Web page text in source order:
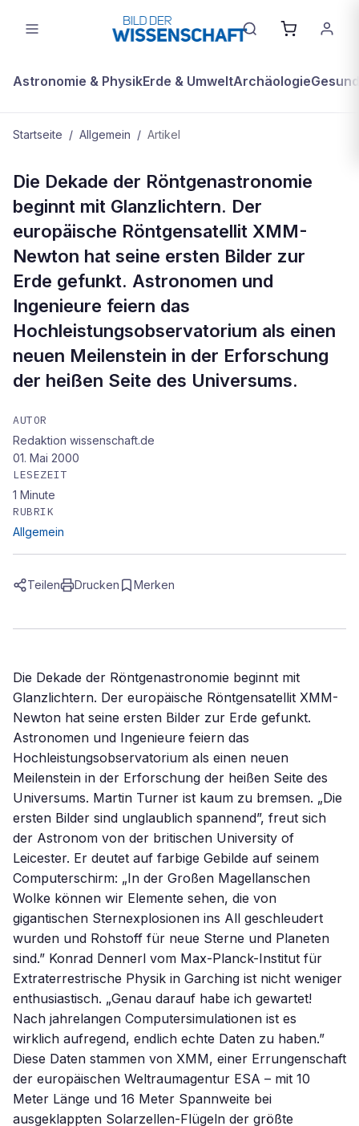
Astronomie & PhysikErde & UmweltArchäologie
Startseite / Allgemein / Artikel
Newtons Höhenflug
Die Dekade der Röntgenastronomie
beginnt mit Glanzlichtern. Der
europäische Röntgensatellit XMM-
Newton hat seine ersten Bilder zur
Erde gefunkt. Astronomen und
Ingenieure feiern das
Hochleistungsobservatorium als einen
neuen Meilenstein in der Erforschung
der heißen Seite des Universums.
AUTOR
Redaktion wissenschaft.de
01. Mai 2000
LESEZEIT
1 Minute
RUBRIK
Allgemein
Teilen Drucken Merken
Die Dekade der Röntgenastronomie beginnt mit
Glanzlichtern. Der europäische Röntgensatellit XMM-
Newton hat seine ersten Bilder zur Erde gefunkt.
Astronomen und Ingenieure feiern das
Hochleistungsobservatorium als einen neuen
Meilenstein in der Erforschung der heißen Seite des
Universums. Martin Turner ist kaum zu bremsen. „Die
ersten Bilder sind unglaublich spannend”, freut sich
der Astronom von der britischen University of
Leicester. Er deutet auf farbige Gebilde auf seinem
Computerschirm: „In der Großen Magellanschen
Wolke können wir Elemente sehen, die von
gigantischen Sternexplosionen ins All geschleudert
wurden und Rohstoff für neue Sterne und Planeten
sind.” Konrad Dennerl vom Max-Planck-Institut für
Extraterrestrische Physik in Garching ist nicht weniger
enthusiastisch. „Genau darauf habe ich gewartet!
Nach jahrelangen Computersimulationen ist es
wirklich aufregend, endlich echte Daten zu haben.”
Diese Daten stammen von XMM, einer Errungenschaft
der europäischen Weltraumagentur ESA – mit 10
Meter Länge und 16 Meter Spannweite bei
ausgeklappten Solarzellen-Flügeln der größte